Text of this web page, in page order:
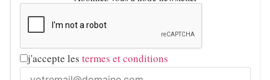
j'accepte les termes et conditions